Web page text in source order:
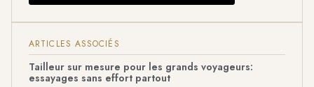
ARTICLES ASSOCIÉS
Tailleur sur mesure pour les grands voyageurs:
essayages sans effort partout